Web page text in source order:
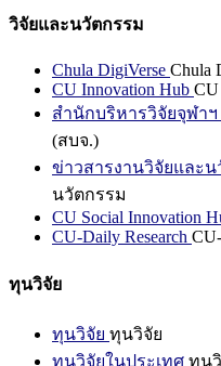
วิจัยและนวัตกรรม
Chula DigiVerse Chula
CU Innovation Hub CU
สำนักบริหารวิจัยจุฬาฯ
(สบจ.)
ข่าวสารงานวิจัยและน
นวัตกรรม
CU Social Innovation
CU-Daily Research
ทุนวิจัย
ทุนวิจัย ทุนวิจัย
ทุนวิจัยในประเทศ ทุน